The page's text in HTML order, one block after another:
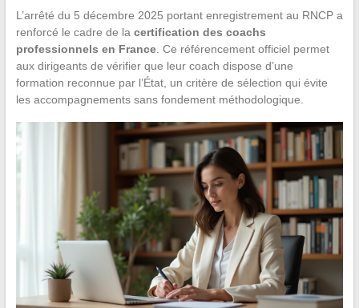
L’arrêté du 5 décembre 2025 portant enregistrement au RNCP a
renforcé le cadre de la certification des coachs
professionnels en France. Ce référencement officiel permet
aux dirigeants de vérifier que leur coach dispose d’une
formation reconnue par l’État, un critère de sélection qui évite
les accompagnements sans fondement méthodologique.